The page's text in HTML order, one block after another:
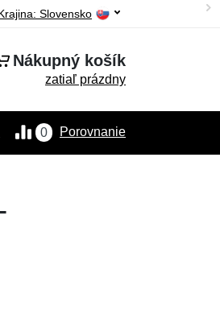
Slovensko
Nákupný košík
zatiaľ prázdny
0 Porovnanie